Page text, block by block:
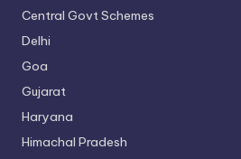
Central Govt Schemes
Delhi
Goa
Gujarat
Haryana
Himachal Pradesh